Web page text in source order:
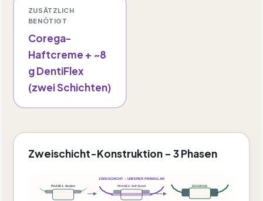
ZUSÄTZLICH
BENÖTIGT
Corega-
Haftcreme + ~8
g DentiFlex
(zwei Schichten)
Zweischicht-Konstruktion – 3 Phasen
ZWEISCHICHT – UNTERER PRÄMOLAR
PHASE 1: Skelett PHASE 2: Self-Bond ERGEBNIS